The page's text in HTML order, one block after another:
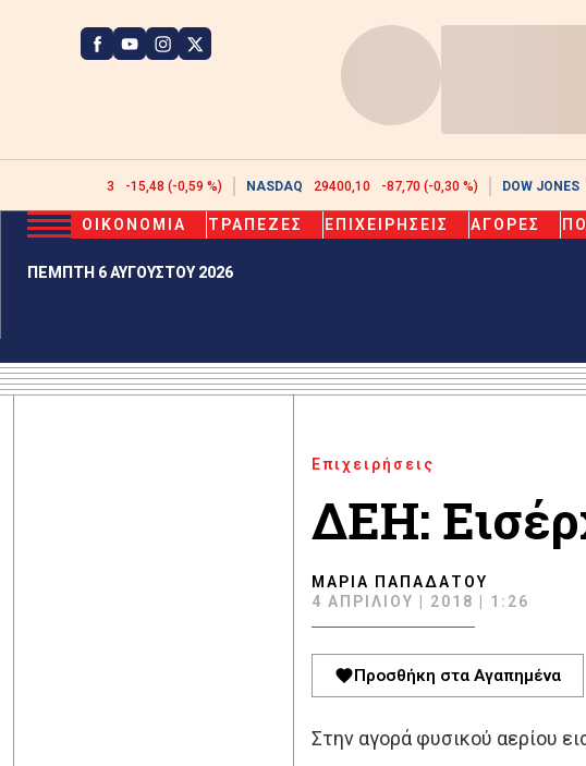
2608,43 -15,48 (-0,59 %) NASDAQ 29400,10 -87,70 (-0,30 %) DOW JONES
ΠΕΜΠΤΗ 6 ΑΥΓΟΥΣΤΟΥ 2026
ΟΙΚΟΝΟΜΙΑ ΤΡΑΠΕΖΕΣ ΕΠΙΧΕΙΡΗΣΕΙΣ ΑΓΟΡΕΣ
Επιχειρήσεις
ΔΕΗ:
ΜΑΡΊΑ ΠΑΠΑΔΆΤΟΥ
4 ΑΠΡΙΛΊΟΥ | 2018 | 1:26
Προσθήκη στα Αγαπημένα
Στην αγορά φυσικού αερίου